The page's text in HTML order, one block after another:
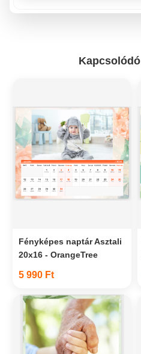
Fényképes naptár Asztali
20x16 - OrangeTree
5 990 Ft